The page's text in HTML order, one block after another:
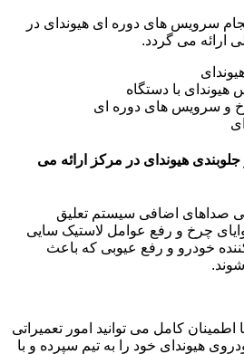
سرویس های دوره ای هیوندای در
ارائه می گردد.
با دستگاه
و سرویس های دوره ای
هیوندای در مرکز ارائه می
صداهای اضافی سیستم تعلیق
چرخ و رفع عوامل لاستیک سایی
خودرو و رفع عیوبی که باعث
کامل می توانید امور تعمیراتی
هیوندای خود را به تیم سپرده و با